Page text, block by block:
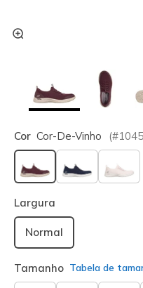
Cor Cor-De-Vinho (#
selecionado
Largura
Normal
Tamanho Tabela de